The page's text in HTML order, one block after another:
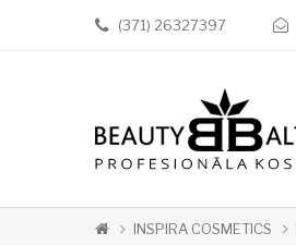
(371) 26327397
INSPIRA COSMETICS